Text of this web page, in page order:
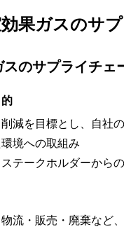
果ガスのサ
のサプライチェ
減を目標とし、自社
境への取組み
テークホルダーから
流・販売・廃棄など